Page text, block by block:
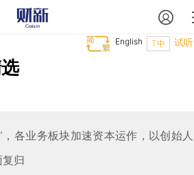
试听
T中
English
各业务板块加速资本运作，以创始人
归